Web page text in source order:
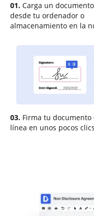
01. Carga un documento
desde tu ordenador o
almacenamiento en la
03. Firma tu documento
línea en unos pocos